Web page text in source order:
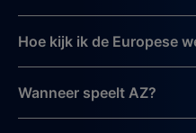
Hoe kijk ik de Europese
Wanneer speelt AZ?